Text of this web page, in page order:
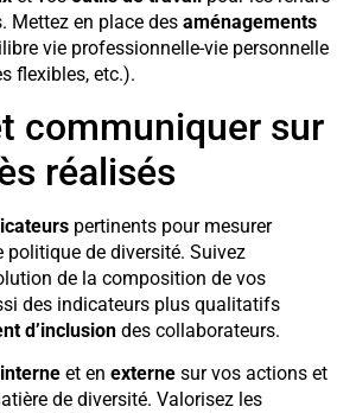
Mettez en place des aménagements
vie professionnelle-vie personnelle
flexibles, etc.).
communiquer sur
réalisés
pertinents pour mesurer
politique de diversité. Suivez
de la composition de vos
des indicateurs plus qualitatifs
d’inclusion des collaborateurs.
interne et en externe sur vos actions et
de diversité. Valorisez les